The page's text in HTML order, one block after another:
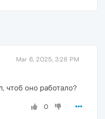
Mar 6, 2025, 3:28 PM
чтоб оно работало?
0